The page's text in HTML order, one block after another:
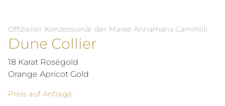
Offizieller Konzessionär der Marke Annamaria Cammilli
Dune Collier
18 Karat Roségold
Orange Apricot Gold
Preis auf Anfrage